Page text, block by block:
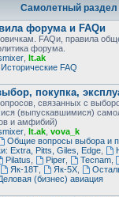
Самолетный раздел
форума и FAQи
FAQи, правила
форума.
lt.ak
Исторические FAQ
покупка,
связанных с
(выпускавшимися)
и амфибий)
lt.ak vova_k
Общие вопросы выбора и
Extra, Pitts, Giles, Edge,
Pilatus Piper, Tecnam,
Як-18Т, Як-5Х,
(бизнес) авиация